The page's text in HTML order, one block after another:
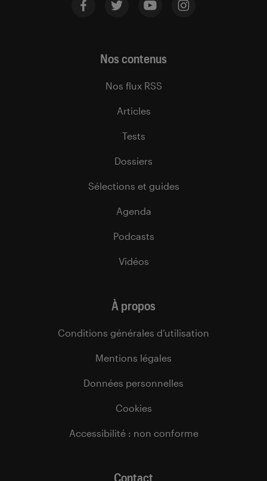
Nos contenus
Nos flux RSS
Articles
Tests
Dossiers
Sélections et guides
Agenda
Podcasts
Vidéos
À propos
Conditions générales d’utilisation
Mentions légales
Données personnelles
Cookies
Accessibilité : non conforme
Contact